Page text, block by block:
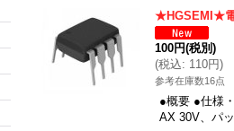
★HGSEMI★電
100円(税別)
(税込: 110円)
参考在庫数16点
●概要 ●仕様
AX 30V、パ